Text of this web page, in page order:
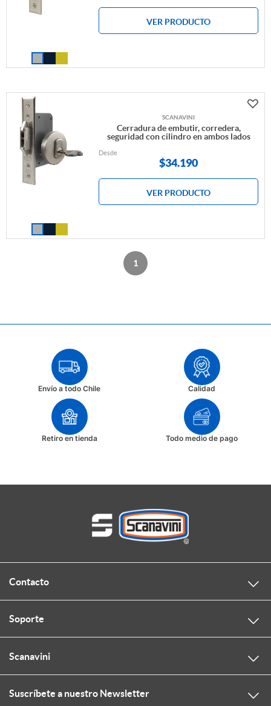
VER PRODUCTO
SCANAVINI
Cerradura de embutir, corredera,
seguridad con cilindro en ambos lados
Desde
$34.190
VER PRODUCTO
1
Envío a todo Chile Calidad
Retiro en tienda Todo medio de pago
Contacto
Soporte
Scanavini
Suscríbete a nuestro Newsletter